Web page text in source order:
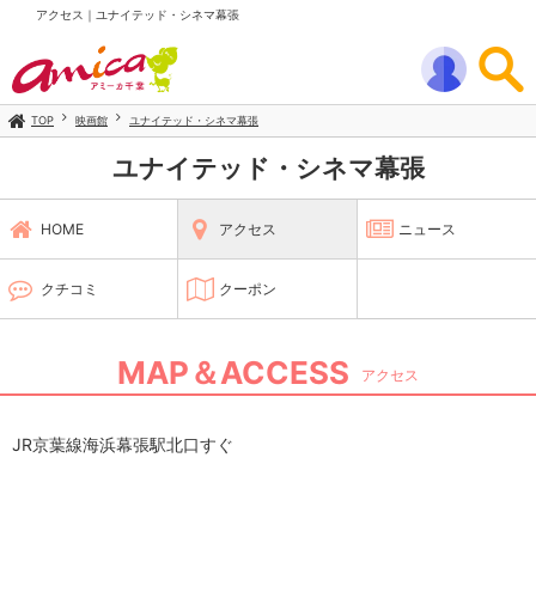
アクセス｜ユナイテッド・シネマ幕張
TOP 映画館 ユナイテッド・シネマ幕張
ユナイテッド・シネマ幕張
HOME アクセス ニュース
クチコミ クーポン
MAP＆ACCESS アクセス
JR京葉線海浜幕張駅北口すぐ